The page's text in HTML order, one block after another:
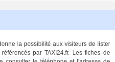
la possibilité aux visiteurs de lister
par TAXI24.fr. Les fiches de